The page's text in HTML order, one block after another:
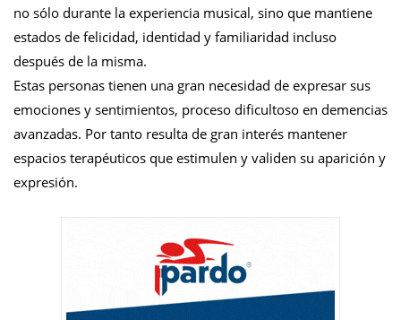
no sólo durante la experiencia musical, sino que mantiene
estados de felicidad, identidad y familiaridad incluso
después de la misma.
Estas personas tienen una gran necesidad de expresar sus
emociones y sentimientos, proceso dificultoso en demencias
avanzadas. Por tanto resulta de gran interés mantener
espacios terapéuticos que estimulen y validen su aparición y
expresión.